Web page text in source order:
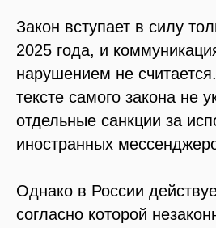
Закон вступает в силу
2025 года, и
нарушением не
тексте самого закона не
отдельные санкции за
иностранных
Однако в России
согласно которой